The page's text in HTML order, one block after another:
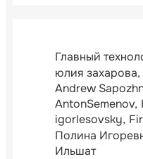
Главный
юлия захарова
Andrew
AntonSemenov
igorlesovsky
Полина
Ильшат